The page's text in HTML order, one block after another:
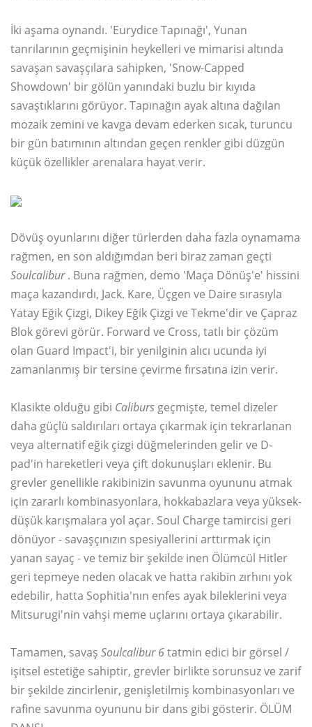
İki aşama oynandı. 'Eurydice Tapınağı', Yunan
tanrılarının geçmişinin heykelleri ve mimarisi altında
savaşan savaşçılara sahipken, 'Snow-Capped
Showdown' bir gölün yanındaki buzlu bir kıyıda
savaştıklarını görüyor. Tapınağın ayak altına dağılan
mozaik zemini ve kavga devam ederken sıcak, turuncu
bir gün batımının altından geçen renkler gibi düzgün
küçük özellikler arenalara hayat verir.
Dövüş oyunlarını diğer türlerden daha fazla oynamama
rağmen, en son aldığımdan beri biraz zaman geçti
Soulcalibur. Buna rağmen, demo 'Maça Dönüş'e' hissini
maça kazandırdı, Jack. Kare, Üçgen ve Daire sırasıyla
Yatay Eğik Çizgi, Dikey Eğik Çizgi ve Tekme'dir ve Çapraz
Blok görevi görür. Forward ve Cross, tatlı bir çözüm
olan Guard Impact'i, bir yenilginin alıcı ucunda iyi
zamanlanmış bir tersine çevirme fırsatına izin verir.
Klasikte olduğu gibi Caliburs geçmişte, temel dizeler
daha güçlü saldırıları ortaya çıkarmak için tekrarlanan
veya alternatif eğik çizgi düğmelerinden gelir ve D-
pad'in hareketleri veya çift dokunuşları eklenir. Bu
grevler genellikle rakibinizin savunma oyununu atmak
için zararlı kombinasyonlara, hokkabazlara veya yüksek-
düşük karışmalara yol açar. Soul Charge tamircisi geri
dönüyor - savaşçınızın spesiyallerini arttırmak için
yanan sayaç - ve temiz bir şekilde inen Ölümcül Hitler
geri tepmeye neden olacak ve hatta rakibin zırhını yok
edebilir, hatta Sophitia'nın enfes ayak bileklerini veya
Mitsurugi'nin vahşi meme uçlarını ortaya çıkarabilir.
Tamamen, savaş Soulcalibur 6tatmin edici bir görsel /
işitsel estetiğe sahiptir, grevler birlikte sorunsuz ve zarif
bir şekilde zincirlenir, genişletilmiş kombinasyonları ve
rafine savunma oyununu bir dans gibi gösterir. ÖLÜM